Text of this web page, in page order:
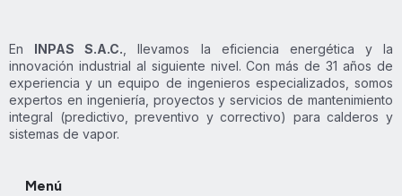
En INPAS S.A.C. , llevamos la eficiencia energética y la
innovación industrial al siguiente nivel. Con más de 31 años de
experiencia y un equipo de ingenieros especializados, somos
expertos en ingeniería, proyectos y servicios de mantenimiento
integral (predictivo, preventivo y correctivo) para calderos y
sistemas de vapor.
Menú